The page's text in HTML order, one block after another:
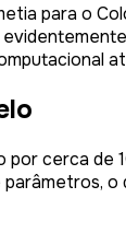
para o
cerca de